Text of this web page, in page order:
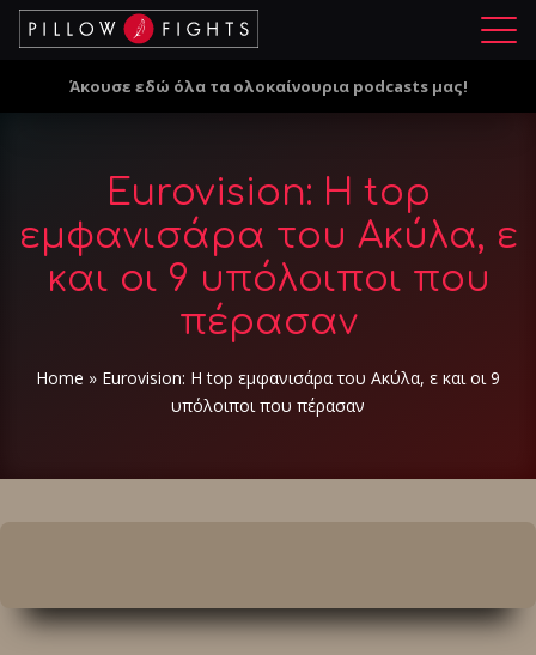
Μ
ο
Άκουσε εδώ όλα τα ολοκαίνουρια podcasts μας!
Eurovision: Η top
εμφανισάρα του Ακύλα, ε
και οι 9 υπόλοιποι που
πέρασαν
Home » Eurovision: Η top εμφανισάρα του Ακύλα, ε και οι 9
υπόλοιποι που πέρασαν